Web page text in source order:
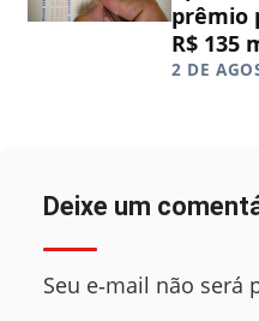
prêmio
R$ 135
2 DE
Deixe um
Seu e‑mail não será